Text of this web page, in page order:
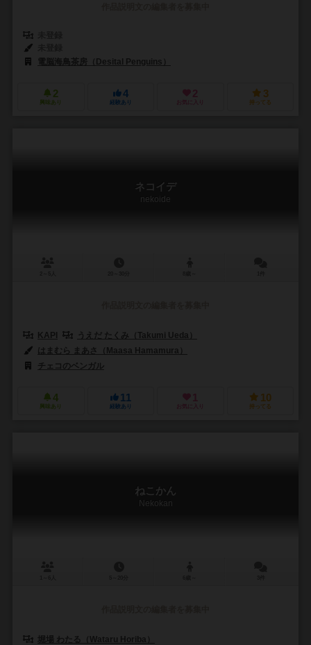
電脳海鳥茶房（Desital Penguins）
2
興味あり
4
経験あり
2
お気に入り
3
持ってる
ネコイデ
nekoide
KAPI
うえだ たくみ（Takumi Ueda）
はまむら まあさ（Maasa Hamamura）
チェコのベンガル
4
興味あり
11
経験あり
1
お気に入り
10
持ってる
ねこかん
Nekokan
堀場 わたる（Wataru Horiba）